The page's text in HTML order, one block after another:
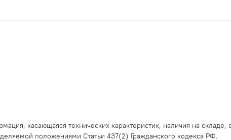
касающаяся технических характеристик, наличия на
положениями Статьи 437(2) Гражданского кодекса РФ.